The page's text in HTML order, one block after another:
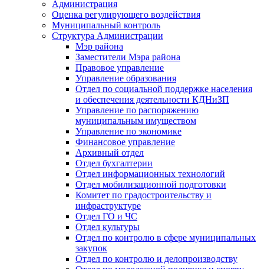
Администрация
Оценка регулирующего воздействия
Муниципальный контроль
Структура Администрации
Мэр района
Заместители Мэра района
Правовое управление
Управление образования
Отдел по социальной поддержке населения
и обеспечения деятельности КДНиЗП
Управление по распоряжению
муниципальным имуществом
Управление по экономике
Финансовое управление
Архивный отдел
Отдел бухгалтерии
Отдел информационных технологий
Отдел мобилизационной подготовки
Комитет по градостроительству и
инфраструктуре
Отдел ГО и ЧС
Отдел культуры
Отдел по контролю в сфере муниципальных
закупок
Отдел по контролю и делопроизводству